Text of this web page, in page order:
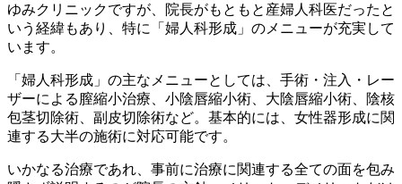
ゆみクリニックですが、院長がもともと産婦人科医だったと
いう経緯もあり、特に「婦人科形成」のメニューが充実して
います。
「婦人科形成」の主なメニューとしては、手術・注入・レー
ザーによる膣縮小治療、小陰唇縮小術、大陰唇縮小術、陰核
包茎切除術、副皮切除術など。基本的には、女性器形成に関
連する大半の施術に対応可能です。
いかなる治療であれ、事前に治療に関連する全ての面を包み